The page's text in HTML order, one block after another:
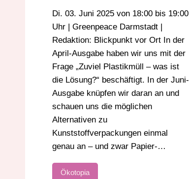
Di. 03. Juni 2025 von 18:00 bis 19:00
Uhr | Greenpeace Darmstadt |
Redaktion: Blickpunkt vor Ort In der
April-Ausgabe haben wir uns mit der
Frage „Zuviel Plastikmüll – was ist
die Lösung?“ beschäftigt. In der Juni-
Ausgabe knüpfen wir daran an und
schauen uns die möglichen
Alternativen zu
Kunststoffverpackungen einmal
genau an – und zwar Papier-…
Ökotopia